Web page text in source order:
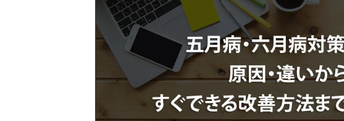
3-2. 完璧主義・頑張りすぎる傾向
3-3. ストレス発散が苦手な人
3-4. 環境変化や季節に敏感な人
4. 五月病・六月病対策｜予防の基本
4-1. 生活リズムを整える（睡眠・食事・日光）
4-2. 適度な運動でストレスを軽減する